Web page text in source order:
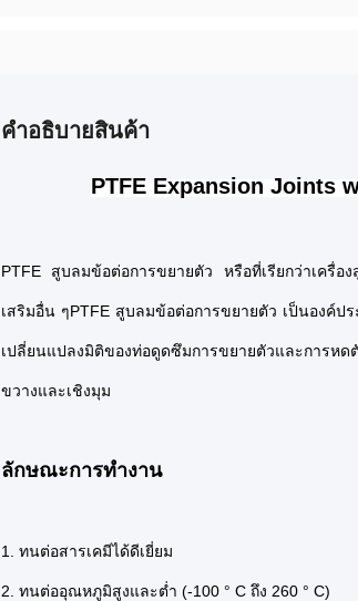
คําอธิบายสินค้า
PTFE Expansion Joints
PTFE สูบลมข้อต่อการขยายตัว หรือที่เรียกว่าเครื่
เสริมอื่น ๆPTFE สูบลมข้อต่อการขยายตัว เป็นองค์ป
เปลี่ยนแปลงมิติของท่อดูดซึมการขยายตัวและการหด
ขวางและเชิงมุม
ลักษณะการทำงาน
1. ทนต่อสารเคมีได้ดีเยี่ยม
2. ทนต่ออุณหภูมิสูงและต่ำ (-100 ° C ถึง 260 ° C)